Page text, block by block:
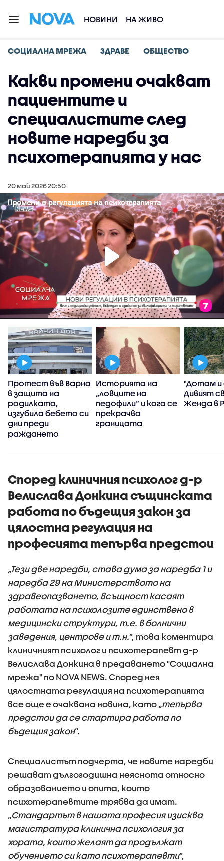
НОВИНИ НА ЖИВО
СОЦИАЛНА МРЕЖА ЗДРАВЕ ОБЩЕСТВО
Какви промени очакват
пациентите и
специалистите след
новите наредби за
психотерапията у нас
20 май 2026 20:50
Протест във Варна
в защита на
родилката,
изгубила бебето си
дни преди
раждането
Историята на
„ловците на
педофили” и кога се
прекрачва
границата
"Дотам и
Дивият
Женда в
Според клиничния психолог д-р
Велислава Донкина същинската
работа по бъдещия закон за
цялостна регулация на
професията тепърва предстои
„Тези две наредби, става дума за наредба 1 и
наредба 29 на Министерството на
здравеопазването, всъщност касаят
работата на психолозите единствено в
медицински структури, т.е. в болнични
заведения, центрове и т.н.”, това коментира
клиничният психолог и психотерапевт д-р
Велислава Донкина в предаването "Социална
мрежа" по NOVA NEWS. Според нея
цялостната регулация на психотерапията
все още е очаквана новина, като „тепърва
предстои да се стартира работа по
бъдещия закон”.
Специалистът подчерта, че новите наредби
решават дългогодишна неяснота относно
образованието и опита, които
психотерапевтите трябва да имат.
„Стандартът в нашата професия изисква
магистратура клинична психология за
хората, които желаят да продължат
обучението си като психотерапевти”,